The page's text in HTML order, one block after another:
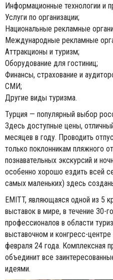
Информационные технологии и
Услуги по организации;
Национальные рекламные
Международные рекламные
Аттракционы и туризм;
Оборудование для гостиниц;
Финансы, страхование и
СМИ;
Другие виды туризма.
Турция — популярный выбор
Здесь доступные цены,
месяцев в году. Проводить
только поклонникам пляжного
познавательных экскурсий и
особенно хорошо ездить всей
самых маленьких) здесь
EMITT, являющаяся одной из 5
выставок в мире, в течение 30-
профессионалов в области
выставочном и конгресс-
февраля 24 года. Комплексная
объединит все
идеями.